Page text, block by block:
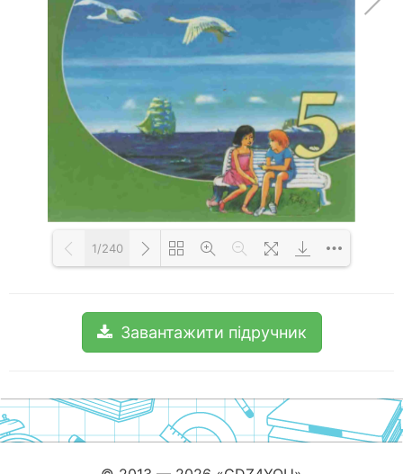
1/240
Завантажити підручник